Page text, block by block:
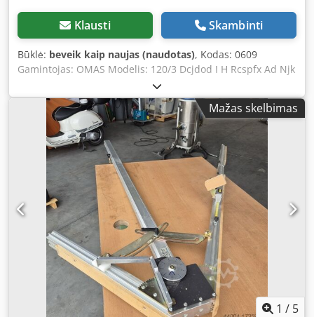
Klausti Skambinti
Būklė: beveik kaip naujas (naudotas), Kodas: 0609
Gamintojas: OMAS Modelis: 120/3 Dcjdod I H Rcspfx Ad Njk
Frezavimo galvutė grioveliams Skersmuo: 120 mm Aukštis:
30 mm Angos skersmuo: 40 mm
Mažas skelbimas
1 / 5